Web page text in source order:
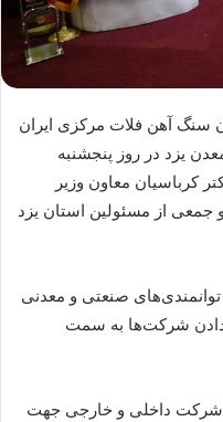
سنگ آهن فلات مرکزی ایران
یزد در روز پنجشنبه
کرباسیان معاون وزیر
جمعی از مسئولین استان یزد
توانمندی‌های صنعتی و معدنی
دادن شرکت‌ها به سمت
شرکت داخلی و خارجی جهت